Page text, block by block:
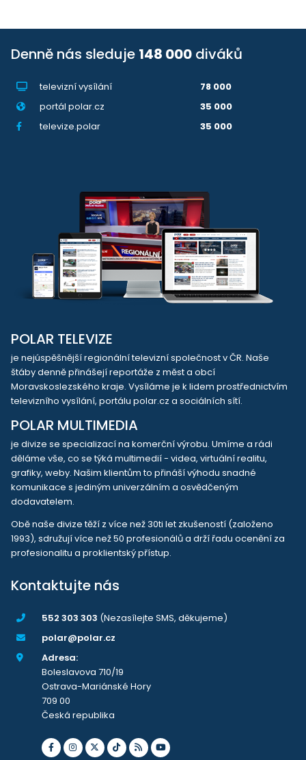
Denně nás sleduje 148 000 diváků
televizní vysílání
78 000
portál polar.cz
35 000
televize.polar
35 000
POLAR TELEVIZE
je nejúspěšnější regionální televizní společnost v ČR. Naše
štáby denně přinášejí reportáže z měst a obcí
Moravskoslezského kraje. Vysíláme je k lidem prostřednictvím
televizního vysílání, portálu polar.cz a sociálních sítí.
POLAR MULTIMEDIA
je divize se specializací na komerční výrobu. Umíme a rádi
děláme vše, co se týká multimedií - videa, virtuální realitu,
grafiky, weby. Našim klientům to přináší výhodu snadné
komunikace s jediným univerzálním a osvědčeným
dodavatelem.
Obě naše divize těží z více než 30ti let zkušeností (založeno
1993), sdružují více než 50 profesionálů a drží řadu ocenění za
profesionalitu a proklientský přístup.
Kontaktujte nás
552 303 303 (Nezasílejte SMS, děkujeme)
polar@polar.cz
Adresa:
Boleslavova 710/19
Ostrava-Mariánské Hory
709 00
Česká republika